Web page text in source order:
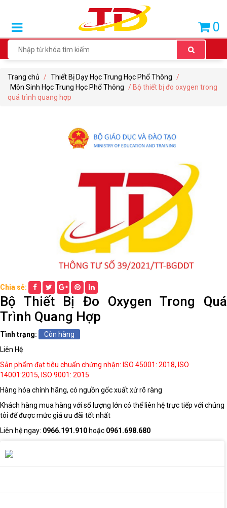
0
PHẨM
BÁN
CHẠY
THIẾT
BỊ
HỌC
THPT
HÓA
CHẤT
TRƯỜNG
HỌC
THIẾT
BỊ
DẠY
HỌC
CHUNG
Trang chủ / Thiết Bị Dạy Học Trung Học Phổ Thông
/
Môn Sinh Học Trung Học Phổ Thông
/ Bộ thiết bị đo oxygen trong
quá trình quang hợp
Chia sẻ:
Bộ Thiết Bị Đo Oxygen Trong Quá
Trình Quang Hợp
Tình trạng:
Còn hàng
Liên Hệ
Sản phẩm đạt tiêu chuẩn chứng nhận: ISO 45001: 2018, ISO
14001:2015, ISO 9001: 2015
Hàng hóa chính hãng, có nguồn gốc xuất xứ rõ ràng
Khách hàng mua hàng với số lượng lớn có thể liên hệ trực tiếp với chúng
tôi để được mức giá ưu đãi tốt nhất
Liên hệ ngay: 0966.191.910 hoặc 0961.698.680